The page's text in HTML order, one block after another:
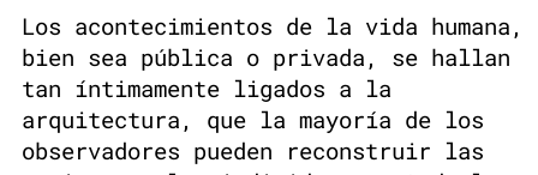
Los acontecimientos de la vida humana,
bien sea pública o privada, se hallan
tan íntimamente ligados a la
arquitectura, que la mayoría de los
observadores pueden reconstruir las